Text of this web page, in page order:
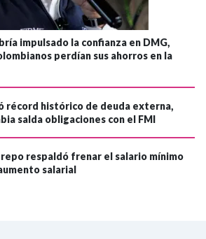
impulsado la confianza en DMG,
perdían sus ahorros en la
récord histórico de deuda externa,
salda obligaciones con el FMI
respaldó frenar el salario mínimo
salarial